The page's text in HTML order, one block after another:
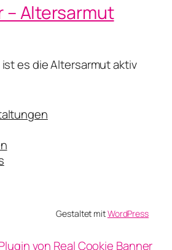
– Altersarmut
es die Altersarmut aktiv
Gestaltet mitWordPress
von Real Cookie Banner